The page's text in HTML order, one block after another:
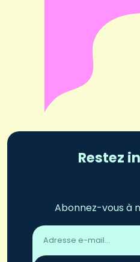
Restez
Abonnez-vous à
Adresse
email